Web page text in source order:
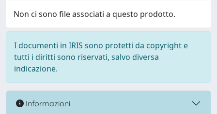
Non ci sono file associati a questo prodotto.
I documenti in IRIS sono protetti da copyright e
tutti i diritti sono riservati, salvo diversa
indicazione.
Informazioni